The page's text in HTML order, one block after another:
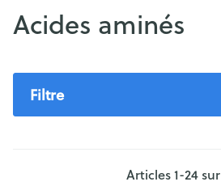
Acides aminés
Filtre
Articles1-24sur